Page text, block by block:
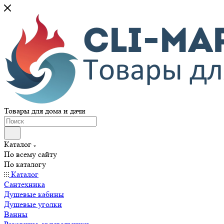
Товары для дома и дачи
Каталог
По всему сайту
По каталогу
Каталог
Сантехника
Душевые кабины
Душевые уголки
Ванны